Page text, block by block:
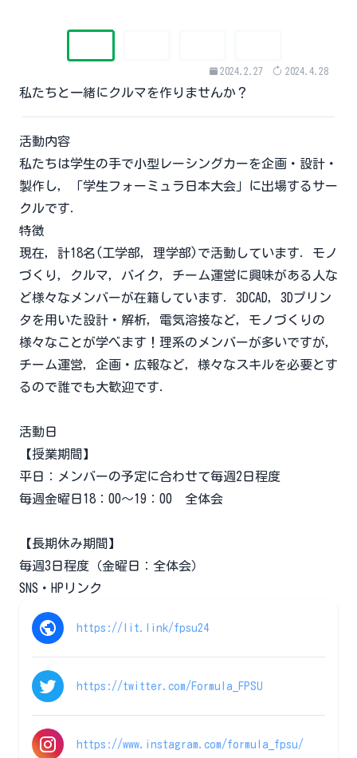
2024.2.27 2024.4.28
私たちと一緒にクルマを作りませんか？
活動内容
私たちは学生の手で小型レーシングカーを企画・設計・
製作し，「学生フォーミュラ日本大会」に出場するサー
クルです．
特徴
現在，計18名(工学部，理学部)で活動しています．モノ
づくり，クルマ，バイク，チーム運営に興味がある人な
ど様々なメンバーが在籍しています．3DCAD，3Dプリン
タを用いた設計・解析，電気溶接など，モノづくりの
様々なことが学べます！理系のメンバーが多いですが，
チーム運営，企画・広報など，様々なスキルを必要とす
るので誰でも大歓迎です．
活動日
【授業期間】
平日：メンバーの予定に合わせて毎週2日程度
毎週金曜日18：00～19：00 全体会
【長期休み期間】
毎週3日程度（金曜日：全体会）
SNS・HPリンク
https://lit.link/fpsu24
https://twitter.com/Formula_FPSU
https://www.instagram.com/formula_fpsu/